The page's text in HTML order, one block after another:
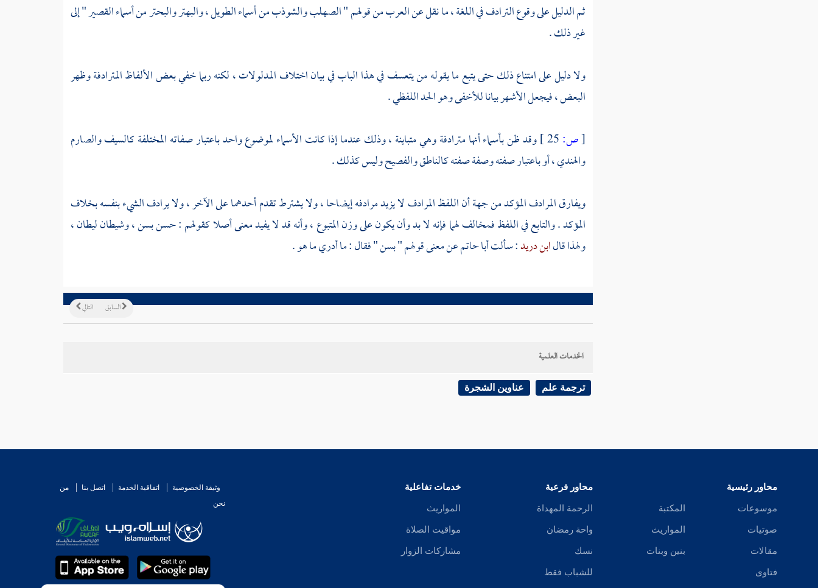
ثم الدليل على وقوع الترادف في اللغة ، ما نقل عن العرب من قولهم " الصهلب والشوذب من أسماء الطويل ، والبهتر والبحتر من أسماء القصير " إلى
غير ذلك .
ولا دليل على امتناع ذلك حتى يتبع ما يقوله من يتعسف في هذا الباب في بيان اختلاف المدلولات ، لكنه ربما خفي بعض الألفاظ المترادفة وظهر
البعض ، فيجعل الأشهر بيانا للأخفى وهو الحد اللفظي .
[ص:
وقد ظن بأسماء أنها مترادفة وهي متباينة ، وذلك عندما إذا كانت الأسماء لموضوع واحد باعتبار صفاته المختلفة كالسيف والصارم
والهندي ، أو باعتبار صفته وصفة صفته كالناطق والفصيح وليس كذلك .
ويفارق المرادف المؤكد من جهة أن اللفظ المرادف لا يزيد مرادفه إيضاحا ، ولا يشترط تقدم أحدهما على الآخر ، ولا يرادف الشيء بنفسه بخلاف
المؤكد . والتابع في اللفظ فمخالف لهما فإنه لا بد وأن يكون على وزن المتبوع ، وأنه قد لا يفيد معنى أصلا كقولهم : حسن بسن ، وشيطان ليطان ،
ولهذا قالابن دريد: سألتأبا حاتمعن معنى قولهم " بسن " فقال : ما أدري ما هو .
التالي السابق
الخدمات العلمية
ترجمة علم عناوين الشجرة
محاور رئيسية
موسوعات
صوتيات
مقالات
فتاوى
المكتبة
المواريث
بنين وبنات
محاور فرعية
الرحمة المهداة
واحة رمضان
نسك
للشباب فقط
خدمات تفاعلية
المواريث
مواقيت الصلاة
مشاركات الزوار
وثيقة الخصوصية اتفاقية الخدمة اتصل بنا
من
نحن